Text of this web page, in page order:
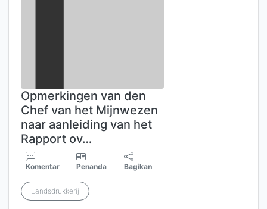
Opmerkingen van den
Chef van het Mijnwezen
naar aanleiding van het
Rapport ov…
Komentar Penanda Bagikan
Landsdrukkerij